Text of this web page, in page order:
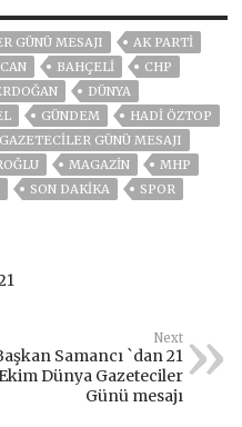
GÜNÜ MESAJI
AK PARTİ
BAHÇELİ
CHP
DÜNYA
GÜNDEM
HADI ÖZTOP
GÜNÜ MESAJI
MAGAZİN
MHP
SON DAKIKA
SPOR
Next
Samancı `dan 21
Ekim Dünya Gazeteciler
Günü mesajı